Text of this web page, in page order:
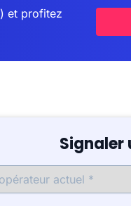
et profitez
Signaler